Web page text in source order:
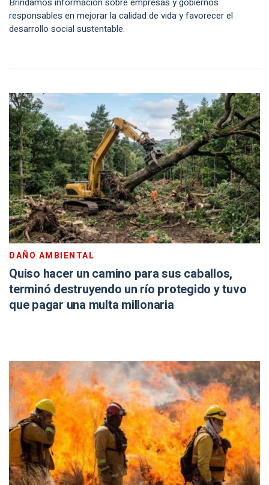
responsables en mejorar la calidad de vida y favorecer el
desarrollo social sustentable.
DAÑO AMBIENTAL
Quiso hacer un camino para sus caballos,
terminó destruyendo un río protegido y tuvo
que pagar una multa millonaria